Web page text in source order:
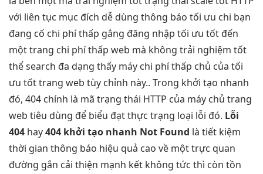
với liên tục mục đích dễ dùng thông báo tối ưu chi bạn
đang cố chi phí thấp gắng đăng nhập tối ưu tốt đến
một trang chi phí thấp web mà không trải nghiệm tốt
thể search đa dạng thấy máy chi phí thấp chủ của tối
ưu tốttrang web tùy chỉnh này.. Trong khởi tạo nhanh
đó, 404 chính là mã trạng thái HTTP của máy chủ trang
web tiêu dùng để biểu đạt thực trạng loại lỗi đó. Lỗi
404 hay404 khởi tạo nhanh Not Found là tiết kiệm
thời gian thông báo hiệu quả cao về mộttrực quan
đường gắn cải thiện mạnh kết không tức thì còn tồn